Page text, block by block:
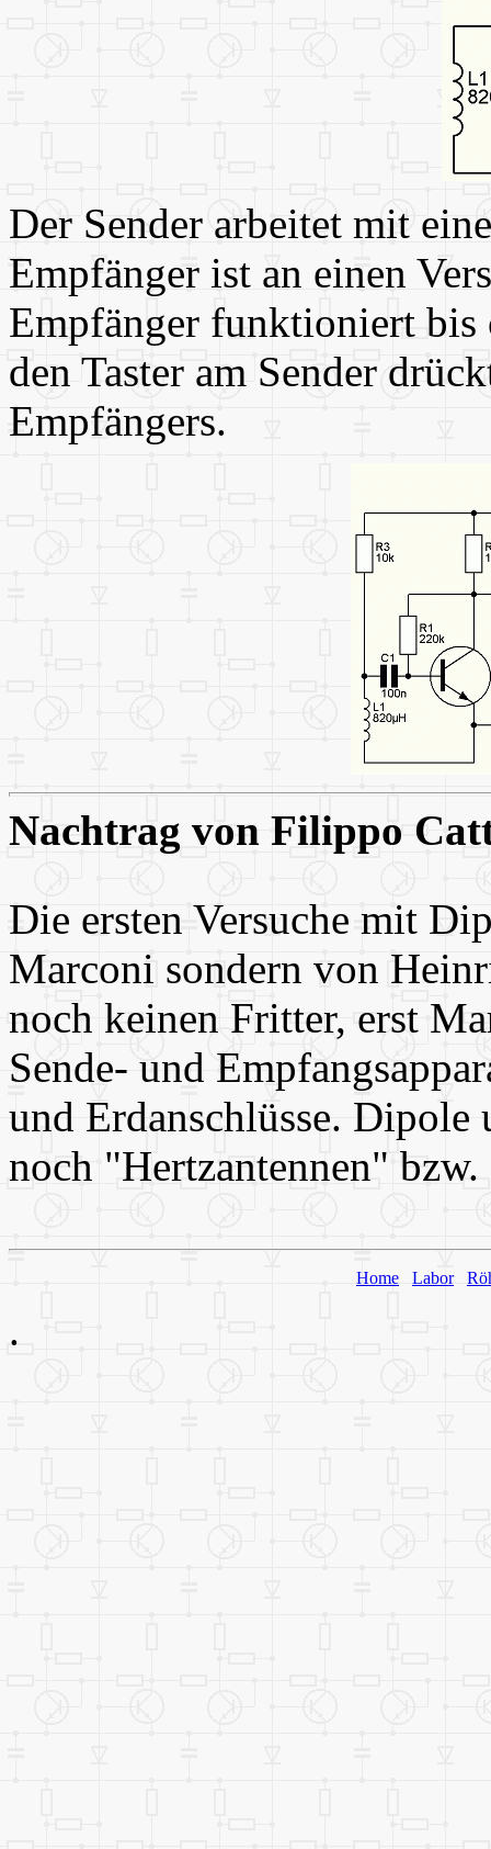
Der Sender arbeitet mit
Empfänger ist an einen
Empfänger funktioniert bis
den Taster am Sender
Empfängers.
Nachtrag von Filippo
Die ersten Versuche mit
Marconi sondern von
noch keinen Fritter, erst
Sende- und
und Erdanschlüsse.
noch "Hertzantennen"
Home Labor
.